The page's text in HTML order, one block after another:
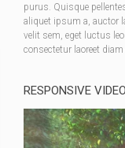
purus. Quisque
aliquet ipsum a, auctor
velit sem, eget luctus
consectetur laoreet
RESPONSIVE VIDEO